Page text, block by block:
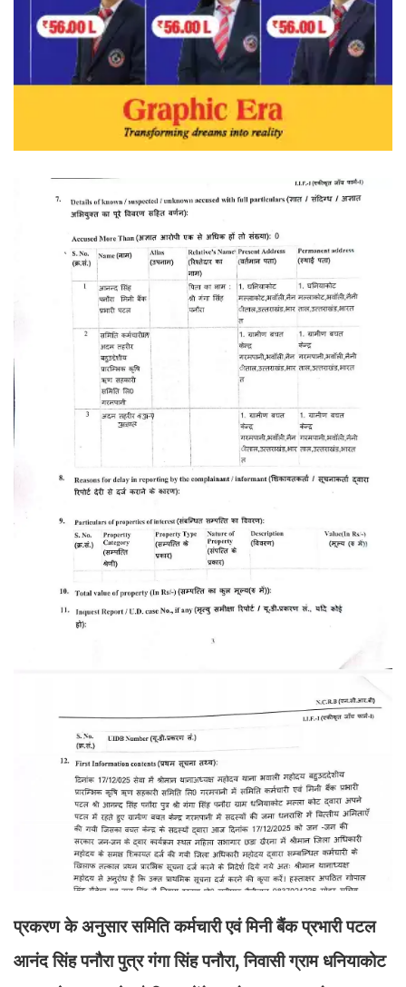
प्रकरण के अनुसार समिति कर्मचारी एवं मिनी बैंक प्रभारी पटल
आनंद सिंह पनौरा पुत्र गंगा सिंह पनौरा, निवासी ग्राम धनियाकोट